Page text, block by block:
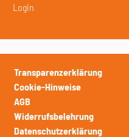
Login
Transparenzerklärung
Cookie-Hinweise
AGB
Widerrufsbelehrung
Datenschutzerklärung